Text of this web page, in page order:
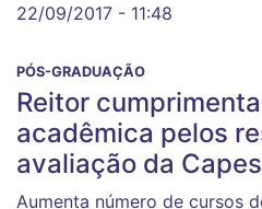
22/09/2017 - 11:48
PÓS-GRADUAÇÃO
Reitor
acadêmica pelos
avaliação da Capes
Aumenta número de cursos